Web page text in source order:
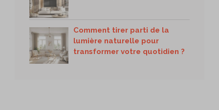
Comment tirer parti de la
lumière naturelle pour
transformer votre quotidien ?